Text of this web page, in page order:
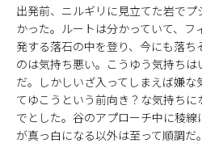
出発前、ニルギリに見立てた岩で
かった。ルートは分かっていて、
発する落石の中を登り、今にも落
のは気持ち悪い。こうゆう気持ち
だ。しかしいざ入ってしまえば嫌
てゆこうという前向き？な気持ち
でとした。谷のアプローチ中に稜
が真っ白になる以外は至って順調だ。